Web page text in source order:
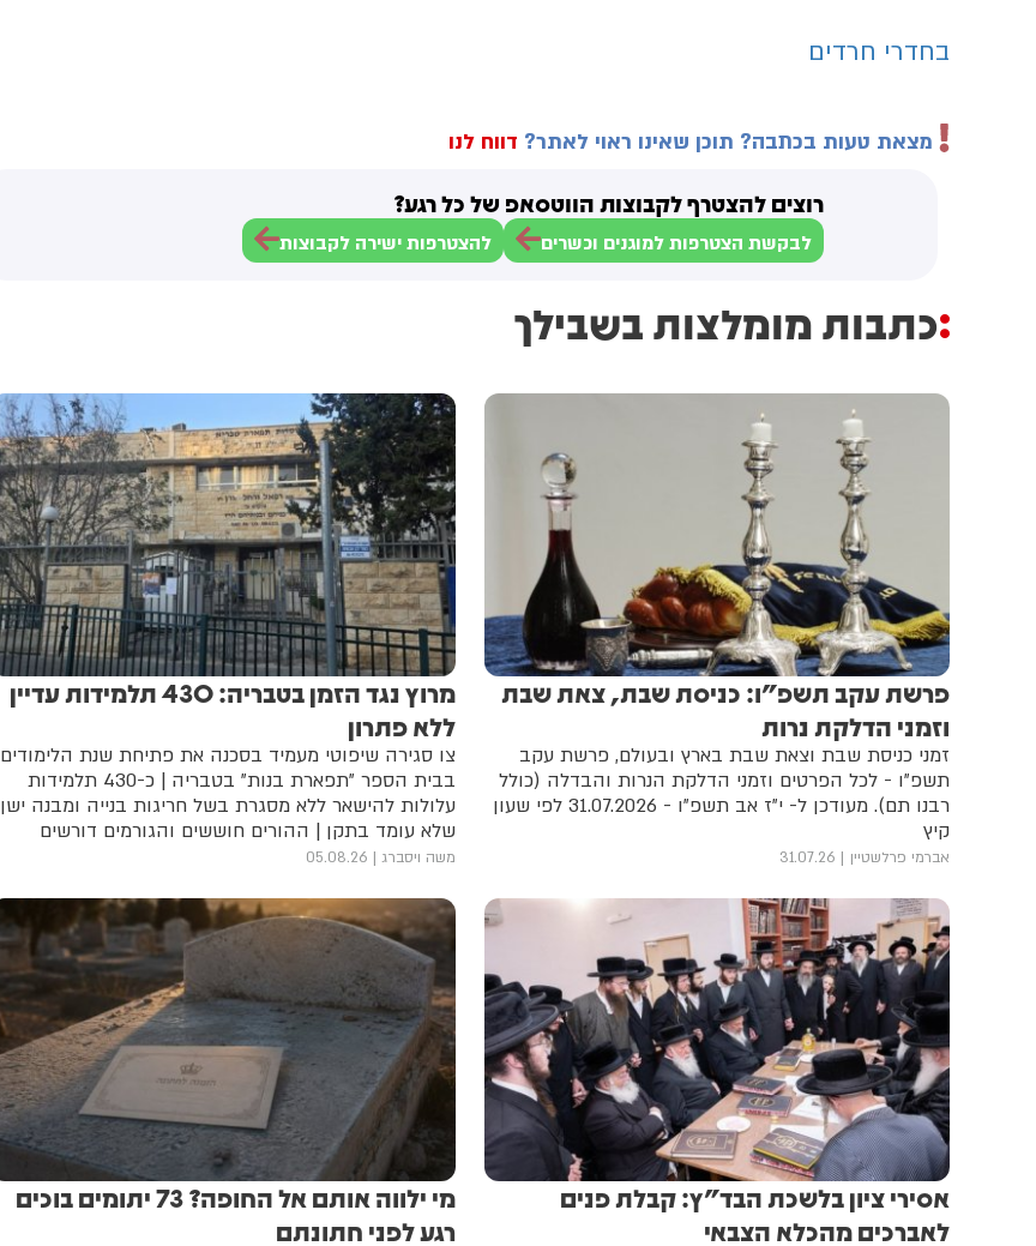
בחדרי חרדים
מצאת טעות בכתבה? תוכן שאינו ראוי לאתר? דווח לנו
רוצים להצטרף לקבוצות הווטסאפ של כל רגע?
לבקשת הצטרפות למוגנים וכשרים להצטרפות ישירה לקבוצות
כתבות מומלצות בשבילך
פרשת עקב תשפ"ו: כניסת שבת, צאת שבת
וזמני הדלקת נרות
זמני כניסת שבת וצאת שבת בארץ ובעולם, פרשת עקב
תשפ"ו - לכל הפרטים וזמני הדלקת הנרות והבדלה (כולל
רבנו תם). מעודכן ל- י"ז אב תשפ"ו - 31.07.2026 לפי שעון
קיץ
אברמי פרלשטיין 31.07.26
מרוץ נגד הזמן בטבריה: 430 תלמידות עדיין
ללא פתרון
צו סגירה שיפוטי מעמיד בסכנה את פתיחת שנת הלימודים
בבית הספר "תפארת בנות" בטבריה | כ-430 תלמידות
עלולות להישאר ללא מסגרת בשל חריגות בנייה ומבנה ישן
שלא עומד בתקן | ההורים חוששים והגורמים דורשים
התערבות דחופה של העירייה ומשרד החינוך | מעיריית
משה ויסברג 05.08.26
אסירי ציון בלשכת הבד"ץ: קבלת פנים
לאברכים מהכלא הצבאי
מי ילווה אותם אל החופה? 73 יתומים בוכים
רגע לפני חתונתם